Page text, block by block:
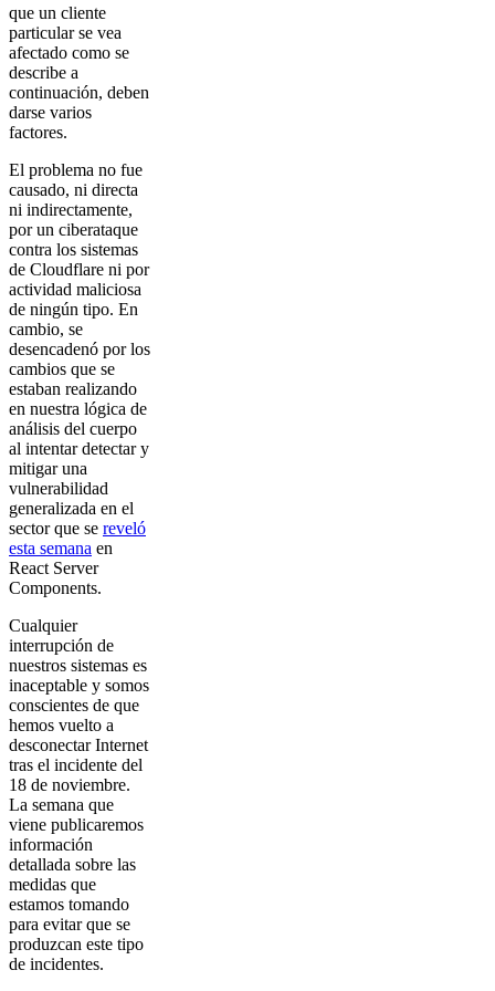
que un cliente
particular se vea
afectado como se
describe a
continuación, deben
darse varios
factores.
El problema no fue
causado, ni directa
ni indirectamente,
por un ciberataque
contra los sistemas
de Cloudflare ni por
actividad maliciosa
de ningún tipo. En
cambio, se
desencadenó por los
cambios que se
estaban realizando
en nuestra lógica de
análisis del cuerpo
al intentar detectar y
mitigar una
vulnerabilidad
generalizada en el
sector que se reveló
esta semana en
React Server
Components.
Cualquier
interrupción de
nuestros sistemas es
inaceptable y somos
conscientes de que
hemos vuelto a
desconectar Internet
tras el incidente del
18 de noviembre.
La semana que
viene publicaremos
información
detallada sobre las
medidas que
estamos tomando
para evitar que se
produzcan este tipo
de incidentes.